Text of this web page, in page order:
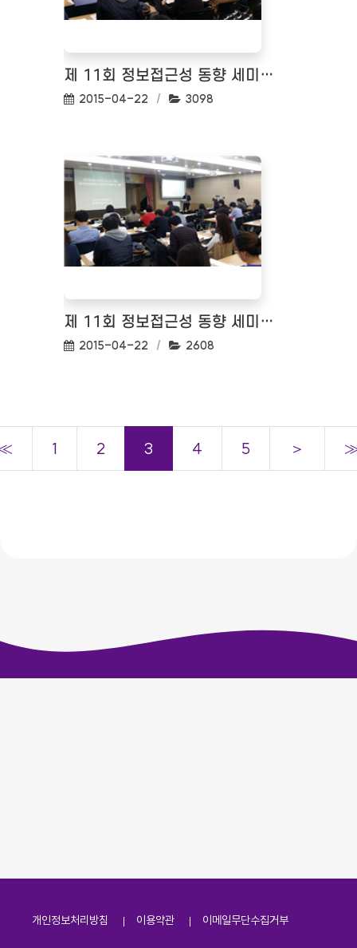
제 11회 정보접근성 동향 세미나(금융사례로 바라보는 모바일 접근성)
작성일:
2015-04-22 조회수:
3098
제 11회 정보접근성 동향 세미나(금융사례로 바라보는 모바일 접근성)
작성일:
2015-04-22 조회수:
2608
1 2 3 4 5 ＞
개인정보처리방침 이용약관 이메일무단수집거부